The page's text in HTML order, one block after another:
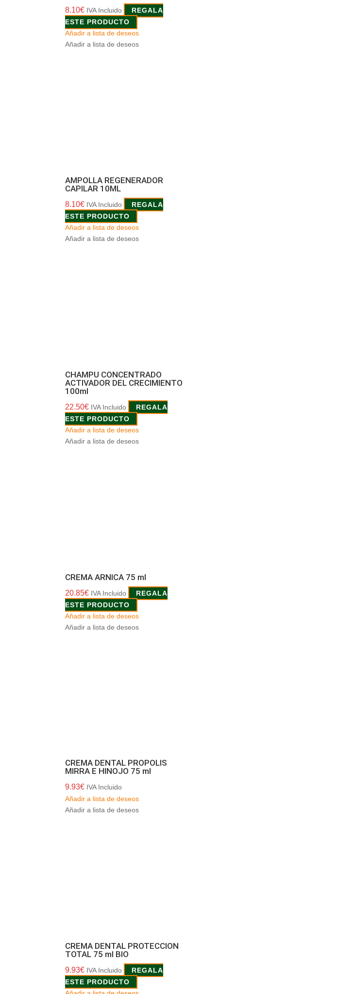
8.10€ IVA Incluido
REGALA
ESTE PRODUCTO
Añadir a lista de deseos
Añadir a lista de deseos
AMPOLLA REGENERADOR
CAPILAR 10ML
8.10€ IVA Incluido
REGALA
ESTE PRODUCTO
Añadir a lista de deseos
Añadir a lista de deseos
CHAMPU CONCENTRADO
ACTIVADOR DEL CRECIMIENTO
100ml
22.50€ IVA Incluido
REGALA
ESTE PRODUCTO
Añadir a lista de deseos
Añadir a lista de deseos
CREMA ARNICA 75 ml
20.85€ IVA Incluido
REGALA
ESTE PRODUCTO
Añadir a lista de deseos
Añadir a lista de deseos
CREMA DENTAL PROPOLIS
MIRRA E HINOJO 75 ml
9.93€ IVA Incluido
Añadir a lista de deseos
Añadir a lista de deseos
CREMA DENTAL PROTECCION
TOTAL 75 ml BIO
9.93€ IVA Incluido
REGALA
ESTE PRODUCTO